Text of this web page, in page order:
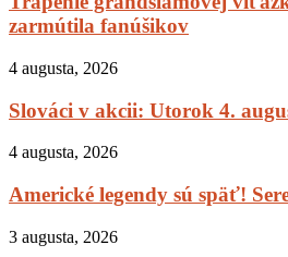
zarmútila fanúšikov
4 augusta, 2026
Slováci v akcii: Utorok 4.
4 augusta, 2026
Americké legendy sú späť!
3 augusta, 2026